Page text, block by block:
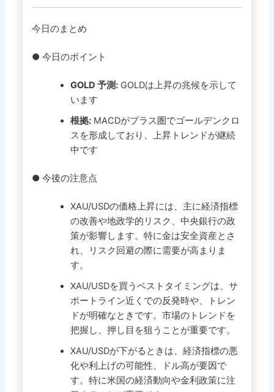
今日のまとめ
● 今日のポイント
GOLD 予測: GOLDは上昇の兆候を示して
います
根拠: MACDがプラス圏でゴールデンクロ
スを形成しており、上昇トレンドが継続
中です
● 今後の注意点
XAU/USDの価格上昇には、主に経済指標
の改善や地政学的リスク、中央銀行の政
策が影響します。特に金は安全資産とさ
れ、リスク回避の際に需要が高まりま
す。
XAU/USDを買うベストタイミングは、サ
ポートライン近くでの反発時や、トレン
ドが明確なときです。市場のトレンドを
把握し、押し目を狙うことが重要です。
XAU/USDが下がるときは、経済指標の悪
化や利上げの可能性、ドル高が要因で
す。特に米国の経済動向や金利政策に注